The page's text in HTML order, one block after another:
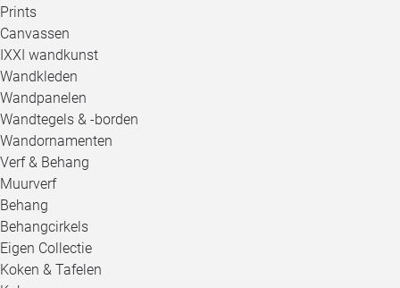
Prints
Canvassen
IXXI wandkunst
Wandkleden
Wandpanelen
Wandtegels & -borden
Wandornamenten
Verf & Behang
Muurverf
Behang
Behangcirkels
Eigen Collectie
Koken & Tafelen